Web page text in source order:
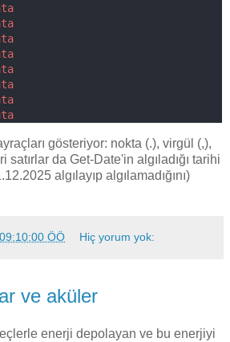
gösteriyor: nokta (.), virgül (,),
satırlar da Get-Date'in algıladığı tarihi
algılayıp algılamadığını)
ÖÖ Hiç yorum yok:
ve aküler
enerji depolayan ve bu enerjiyi